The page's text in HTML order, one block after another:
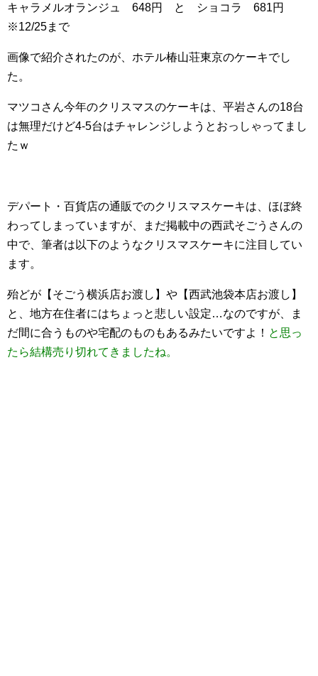
キャラメルオランジュ 648円 と ショコラ 681円
※12/25まで
画像で紹介されたのが、ホテル椿山荘東京のケーキでし
た。
マツコさん今年のクリスマスのケーキは、平岩さんの18台
は無理だけど4-5台はチャレンジしようとおっしゃってまし
たｗ
デパート・百貨店の通販でのクリスマスケーキは、ほぼ終
わってしまっていますが、まだ掲載中の西武そごうさんの
中で、筆者は以下のようなクリスマスケーキに注目してい
ます。
殆どが【そごう横浜店お渡し】や【西武池袋本店お渡し】
と、地方在住者にはちょっと悲しい設定…なのですが、ま
だ間に合うものや宅配のものもあるみたいですよ！ と思っ
たら結構売り切れてきましたね。